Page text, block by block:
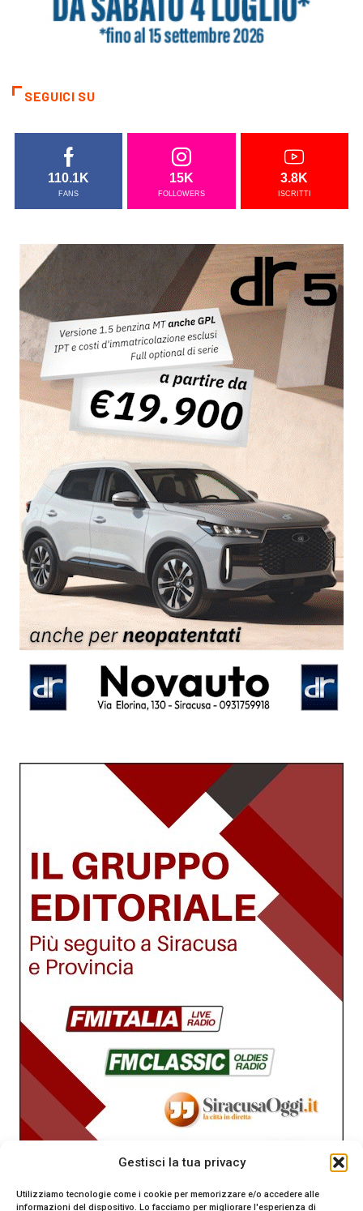
Gestisci la tua privacy
Utilizziamo tecnologie come i cookie per memorizzare e/o accedere alle
informazioni del dispositivo. Lo facciamo per migliorare l'esperienza di
SEGUICI SU
110.1K
FANS
15K
FOLLOWERS
3.8K
ISCRITTI